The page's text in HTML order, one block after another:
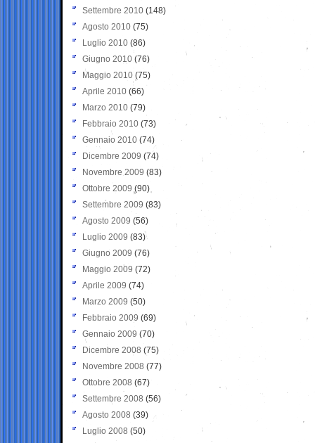
Settembre 2010 (148)
Agosto 2010 (75)
Luglio 2010 (86)
Giugno 2010 (76)
Maggio 2010 (75)
Aprile 2010 (66)
Marzo 2010 (79)
Febbraio 2010 (73)
Gennaio 2010 (74)
Dicembre 2009 (74)
Novembre 2009 (83)
Ottobre 2009 (90)
Settembre 2009 (83)
Agosto 2009 (56)
Luglio 2009 (83)
Giugno 2009 (76)
Maggio 2009 (72)
Aprile 2009 (74)
Marzo 2009 (50)
Febbraio 2009 (69)
Gennaio 2009 (70)
Dicembre 2008 (75)
Novembre 2008 (77)
Ottobre 2008 (67)
Settembre 2008 (56)
Agosto 2008 (39)
Luglio 2008 (50)